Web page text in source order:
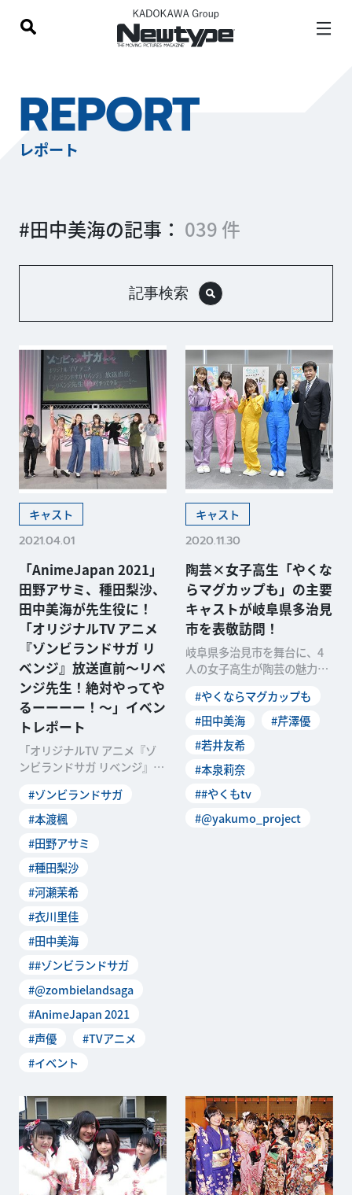
REPORT
レポート
#田中美海の記事： 039 件
記事検索
キャスト
2021.04.01
「AnimeJapan 2021」
田野アサミ、種田梨沙、
田中美海が先生役に！
「オリジナルTV アニメ
『ゾンビランドサガ リ
ベンジ』放送直前〜リベ
ンジ先生！絶対やってや
るーーーー！〜」イベン
トレポート
「オリジナルTV アニメ『ゾ
ンビランドサガ リベンジ』放
やってやるーーーー
#ゾンビランドサガ
#本渡楓
#田野アサミ
#種田梨沙
#河瀬茉希
#衣川里佳
#田中美海
##ゾンビランドサガ
#@zombielandsaga
#AnimeJapan 2021
#声優
#TVアニメ
#イベント
キャスト
2020.11.30
陶芸×女子高生「やくな
らマグカップも」の主要
キャストが岐阜県多治見
市を表敬訪問！
岐阜県多治見市を舞台に、4
人の女子高生が陶芸の魅力に
「やくならマグカップも
#やくならマグカップも
#田中美海
#芹澤優
#若井友希
#本泉莉奈
##やくもtv
#@yakumo_project